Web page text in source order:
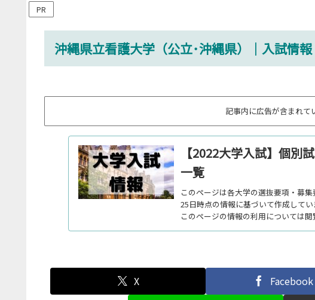
PR
沖縄県立看護大学（公立･沖縄県）｜入試情
記事内に広告が含まれて
【2022大学入試】個別
一覧
このページは各大学の選抜要項・募
25日時点の情報に基づいて作成して
このページの情報の利用については
X Facebook